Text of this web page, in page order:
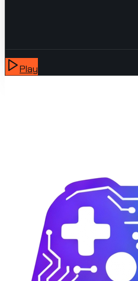
Play